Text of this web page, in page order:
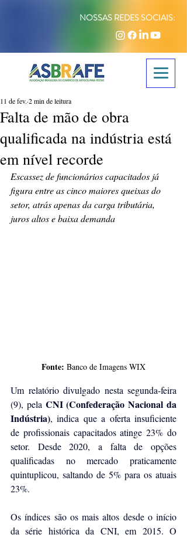
NOSSAS REDES SOCIAIS:
Falta de mão de obra
qualificada na indústria está
em nível recorde
11 de fev. 2 min de leitura
Escassez de funcionários capacitados já
figura entre as cinco maiores queixas do
setor, atrás apenas da carga tributária,
juros altos e baixa demanda
Fonte: Banco de Imagens WIX
Um relatório divulgado nesta segunda-feira
(9), pela CNI (Confederação Nacional da
Indústria), indica que a oferta insuficiente
de profissionais capacitados atinge 23% do
setor. Desde 2020, a falta de opções
qualificadas no mercado praticamente
quintuplicou, saltando de 5% para os atuais
23%.
Os índices são os mais altos desde o início
da série histórica da CNI, em 2015. O